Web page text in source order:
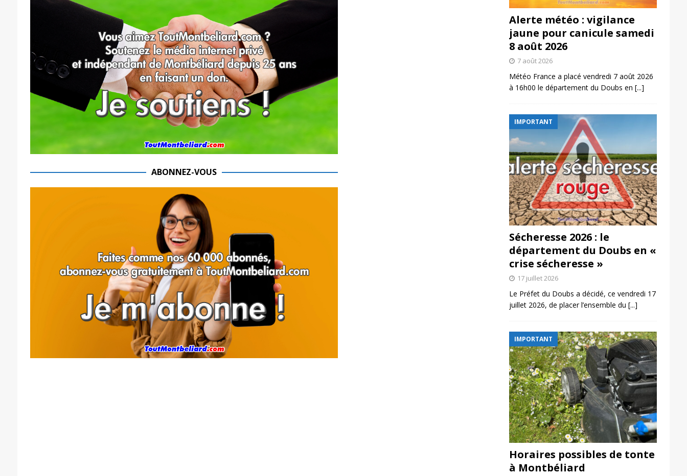
ABONNEZ-VOUS
Alerte météo : vigilance
jaune pour canicule samedi
8 août 2026
7 août 2026
Météo France a placé vendredi 7 août 2026
à 16h00 le département du Doubs en [...]
IMPORTANT
Sécheresse 2026 : le
département du Doubs en «
crise sécheresse »
17 juillet 2026
Le Préfet du Doubs a décidé, ce vendredi 17
juillet 2026, de placer l’ensemble du [...]
IMPORTANT
Horaires possibles de tonte
à Montbéliard